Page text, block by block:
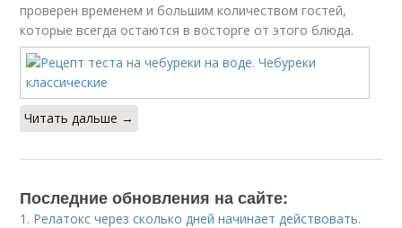
проверен временем и большим количеством гостей,
которые всегда остаются в восторге от этого блюда.
Читать дальше →
Последние обновления на сайте:
1. Релатокс через сколько дней начинает действовать.